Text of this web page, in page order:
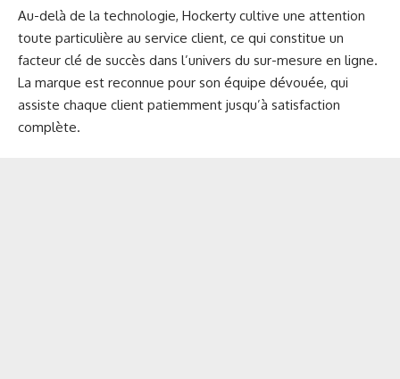
Au-delà de la technologie, Hockerty cultive une attention
toute particulière au service client, ce qui constitue un
facteur clé de succès dans l’univers du sur-mesure en ligne.
La marque est reconnue pour son équipe dévouée, qui
assiste chaque client patiemment jusqu’à satisfaction
complète.